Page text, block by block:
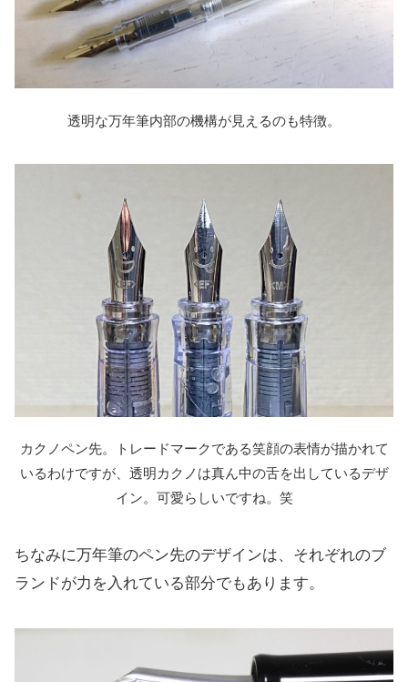
透明な万年筆内部の機構が見えるのも特徴。
カクノペン先。トレードマークである笑顔の表情が描かれて
いるわけですが、透明カクノは真ん中の舌を出しているデザ
イン。可愛らしいですね。笑
ちなみに万年筆のペン先のデザインは、それぞれのブ
ランドが力を入れている部分でもあります。